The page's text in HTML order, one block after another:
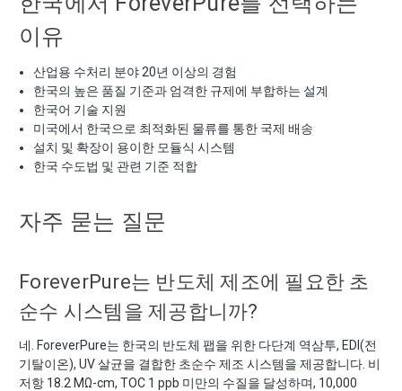
이유
산업용 수처리 분야 20년 이상의 경험
한국의 높은 품질 기준과 엄격한 규제에 부합하는 설계
한국어 기술 지원
미국에서 한국으로 최적화된 물류를 통한 국제 배송
설치 및 확장이 용이한 모듈식 시스템
한국 수도법 및 관련 기준 적합
자주 묻는 질문
ForeverPure는 반도체 제조에 필요한 초
순수 시스템을 제공합니까?
네. ForeverPure는 한국의 반도체 팹을 위한 다단계 역삼투, EDI(전
기탈이온), UV 살균을 결합한 초순수 제조 시스템을 제공합니다. 비
저항 18.2 MΩ-cm, TOC 1 ppb 미만의 수질을 달성하며, 10,000